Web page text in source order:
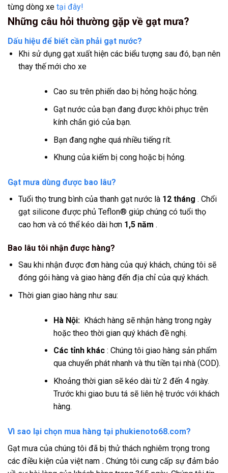
từng dòng xe tại đây!
Những câu hỏi thường gặp về gạt mưa?
Dấu hiệu để biết cần phải gạt nước?
Khi sử dụng gạt xuất hiện các biểu tượng sau đó, bạn nên
thay thế mới cho xe
Cao su trên phiến dao bị hỏng hoặc hỏng.
Gạt nước của bạn đang được khôi phục trên
kính chắn gió của bạn.
Bạn đang nghe quá nhiều tiếng rít.
Khung của kiếm bị cong hoặc bị hỏng.
Gạt mưa dùng được bao lâu?
Tuổi thọ trung bình của thanh gạt nước là 12 tháng . Chổi
gạt silicone được phủ Teflon® giúp chúng có tuổi thọ
cao hơn và có thể kéo dài hơn 1,5 năm .
Bao lâu tôi nhận được hàng?
Sau khi nhận được đơn hàng của quý khách, chúng tôi sẽ
đóng gói hàng và giao hàng đến địa chỉ của quý khách.
Thời gian giao hàng như sau:
Hà Nội:Khách hàng sẽ nhận hàng trong ngày
hoặc theo thời gian quý khách đề nghị.
Các tỉnh khác: Chúng tôi giao hàng sản phẩm
qua chuyển phát nhanh và thu tiền tại nhà (COD).
Khoảng thời gian sẽ kéo dài từ 2 đến 4 ngày.
Trước khi giao bưu tá sẽ liên hệ trước với khách
hàng.
Vì sao lại chọn mua hàng tại phukienoto68.com?
Gạt mưa của chúng tôi đã bị thử thách nghiêm trọng trong
các điều kiện của việt nam . Chúng tôi cung cấp sự đảm bảo